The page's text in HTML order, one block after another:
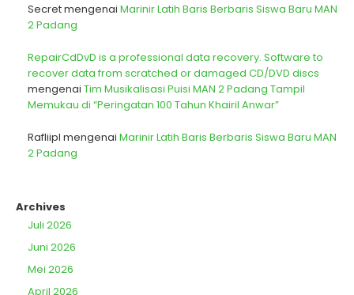
Secretmengenai Marinir Latih Baris Berbaris Siswa Baru MAN
2 Padang
RepairCdDvD is a professional data recovery. Software to
recover data from scratched or damaged CD/DVD discs
mengenai Tim Musikalisasi Puisi MAN 2 Padang Tampil
Memukau di “Peringatan 100 Tahun Khairil Anwar”
Rafliipl mengenai Marinir Latih Baris Berbaris Siswa Baru MAN
2 Padang
Archives
Juli 2026
Juni 2026
Mei 2026
April 2026